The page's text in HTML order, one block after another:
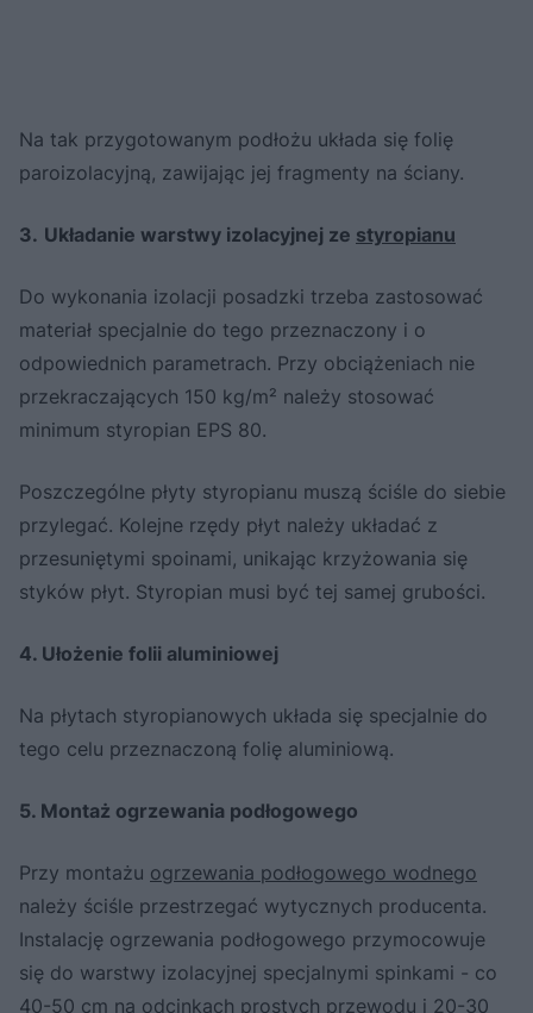
Na tak przygotowanym podłożu układa się folię
paroizolacyjną, zawijając jej fragmenty na ściany.
3. Układanie warstwy izolacyjnej ze styropianu
Do wykonania izolacji posadzki trzeba zastosować
materiał specjalnie do tego przeznaczony i o
odpowiednich parametrach. Przy obciążeniach nie
przekraczających 150 kg/m² należy stosować
minimum styropian EPS 80.
Poszczególne płyty styropianu muszą ściśle do siebie
przylegać. Kolejne rzędy płyt należy układać z
przesuniętymi spoinami, unikając krzyżowania się
styków płyt. Styropian musi być tej samej grubości.
4. Ułożenie folii aluminiowej
Na płytach styropianowych układa się specjalnie do
tego celu przeznaczoną folię aluminiową.
5. Montaż ogrzewania podłogowego
Przy montażu ogrzewania podłogowego wodnego
należy ściśle przestrzegać wytycznych producenta.
Instalację ogrzewania podłogowego przymocowuje
się do warstwy izolacyjnej specjalnymi spinkami - co
40-50 cm na odcinkach prostych przewodu i 20-30